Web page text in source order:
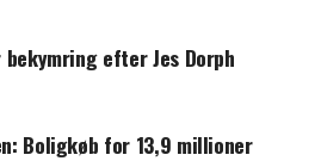
Bringer dybde til
efter Jes Dorph
Boligkøb for 13,9 millioner